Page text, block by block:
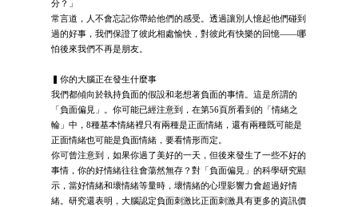
分？」
常言道，人不會忘記你帶給他們的感受。透過讓別人憶起他們碰到
過的好事，我們保證了彼此相處愉快，對彼此有快樂的回憶——哪
怕後來我們不再是朋友。
▍你的大腦正在發生什麼事
我們都傾向於執持負面的假設和老想著負面的事情。這是所謂的
「負面偏見」。你可能已經注意到，在第56頁所看到的「情緒之
輪」中，8種基本情緒裡只有兩種是正面情緒，還有兩種既可能是
正面情緒也可能是負面情緒，要看情形而定。
你可曾注意到，如果你過了美好的一天，但後來發生了一些不好的
事情，你的好情緒往往會蕩然無存？對「負面偏見」的科學研究顯
示，當好情緒和壞情緒等量時，壞情緒的心理影響力會超過好情
緒。研究還表明，大腦認定負面刺激比正面刺激具有更多的資訊價